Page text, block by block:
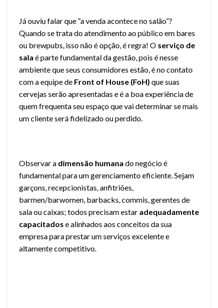
Já ouviu falar que “a venda acontece no salão”?
Quando se trata do atendimento ao público em bares
ou brewpubs, isso não é opção, é regra! O serviço de
sala é parte fundamental da gestão, pois é nesse
ambiente que seus consumidores estão, é no contato
com a equipe de Front of House (FoH) que suas
cervejas serão apresentadas e é a boa experiência de
quem frequenta seu espaço que vai determinar se mais
um cliente será fidelizado ou perdido.
Observar a dimensão humana do negócio é
fundamental para um gerenciamento eficiente. Sejam
garçons, recepcionistas, anfitriões,
barmen/barwomen, barbacks, commis, gerentes de
sala ou caixas; todos precisam estar adequadamente
capacitados e alinhados aos conceitos da sua
empresa para prestar um serviços excelente e
altamente competitivo.